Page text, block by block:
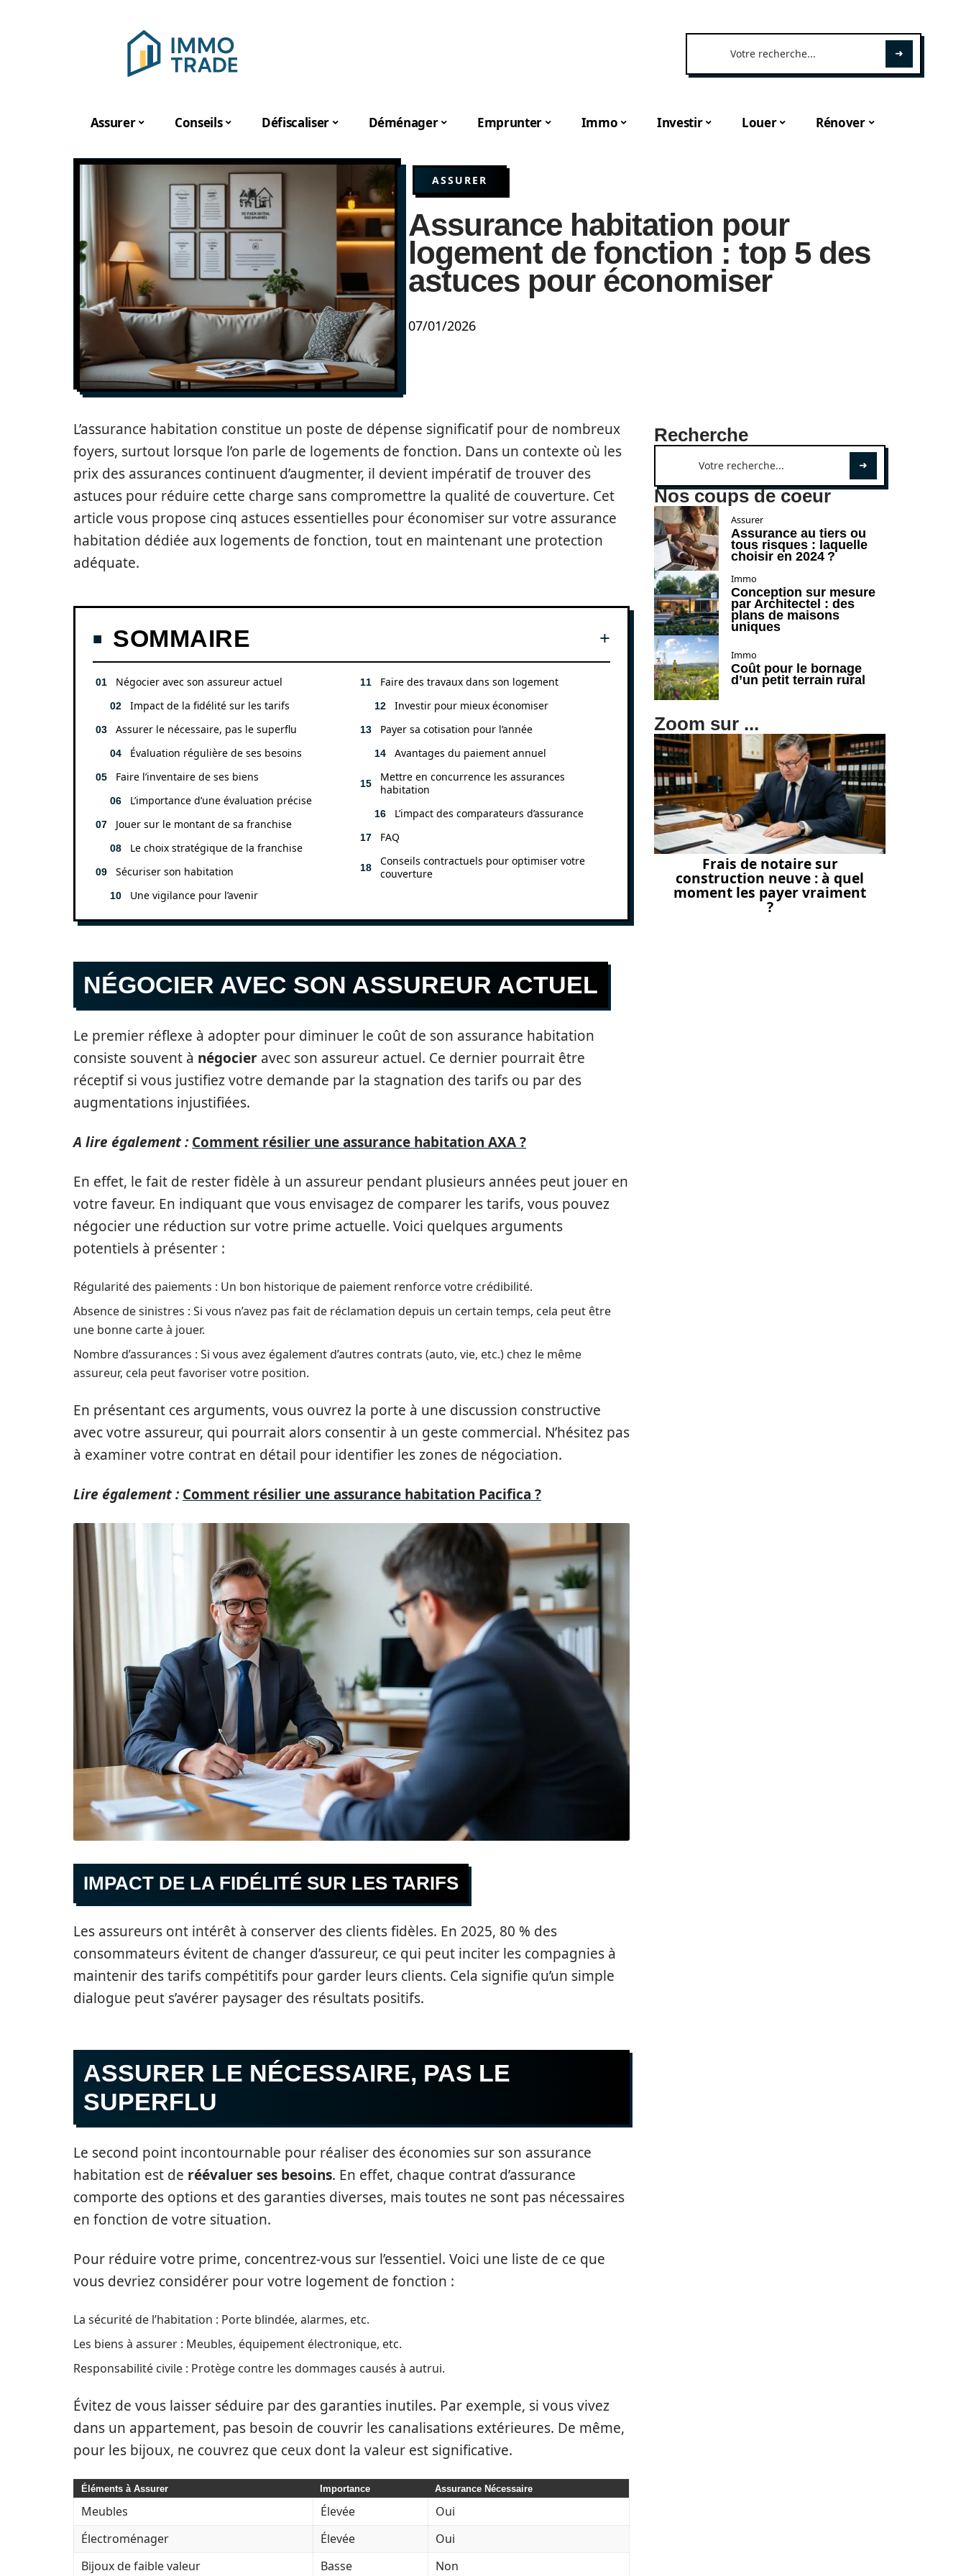
Assurer Conseils Défiscaliser Déménager Emprunter Immo Investir Louer Rénover
ASSURER
Assurance habitation pour
logement de fonction : top 5 des
astuces pour économiser
07/01/2026
L’assurance habitation constitue un poste de dépense significatif pour de nombreux
foyers, surtout lorsque l’on parle de logements de fonction. Dans un contexte où les
prix des assurances continuent d’augmenter, il devient impératif de trouver des
astuces pour réduire cette charge sans compromettre la qualité de couverture. Cet
article vous propose cinq astuces essentielles pour économiser sur votre assurance
habitation dédiée aux logements de fonction, tout en maintenant une protection
adéquate.
SOMMAIRE
Négocier avec son assureur actuel
Impact de la fidélité sur les tarifs
Assurer le nécessaire, pas le superflu
Évaluation régulière de ses besoins
Faire l’inventaire de ses biens
L’importance d’une évaluation précise
Jouer sur le montant de sa franchise
Le choix stratégique de la franchise
Sécuriser son habitation
Une vigilance pour l’avenir
Faire des travaux dans son logement
Investir pour mieux économiser
Payer sa cotisation pour l’année
Avantages du paiement annuel
Mettre en concurrence les assurances
habitation
L’impact des comparateurs d’assurance
FAQ
Conseils contractuels pour optimiser votre
couverture
NÉGOCIER AVEC SON ASSUREUR ACTUEL
Le premier réflexe à adopter pour diminuer le coût de son assurance habitation
consiste souvent à négocier avec son assureur actuel. Ce dernier pourrait être
réceptif si vous justifiez votre demande par la stagnation des tarifs ou par des
augmentations injustifiées.
A lire également : Comment résilier une assurance habitation AXA ?
En effet, le fait de rester fidèle à un assureur pendant plusieurs années peut jouer en
votre faveur. En indiquant que vous envisagez de comparer les tarifs, vous pouvez
négocier une réduction sur votre prime actuelle. Voici quelques arguments
potentiels à présenter :
Régularité des paiements : Un bon historique de paiement renforce votre crédibilité.
Absence de sinistres : Si vous n’avez pas fait de réclamation depuis un certain temps, cela peut être
une bonne carte à jouer.
Nombre d’assurances : Si vous avez également d’autres contrats (auto, vie, etc.) chez le même
assureur, cela peut favoriser votre position.
En présentant ces arguments, vous ouvrez la porte à une discussion constructive
avec votre assureur, qui pourrait alors consentir à un geste commercial. N’hésitez pas
à examiner votre contrat en détail pour identifier les zones de négociation.
Lire également : Comment résilier une assurance habitation Pacifica ?
IMPACT DE LA FIDÉLITÉ SUR LES TARIFS
Les assureurs ont intérêt à conserver des clients fidèles. En 2025, 80 % des
consommateurs évitent de changer d’assureur, ce qui peut inciter les compagnies à
maintenir des tarifs compétitifs pour garder leurs clients. Cela signifie qu’un simple
dialogue peut s’avérer paysager des résultats positifs.
ASSURER LE NÉCESSAIRE, PAS LE
SUPERFLU
Le second point incontournable pour réaliser des économies sur son assurance
habitation est de réévaluer ses besoins. En effet, chaque contrat d’assurance
comporte des options et des garanties diverses, mais toutes ne sont pas nécessaires
en fonction de votre situation.
Pour réduire votre prime, concentrez-vous sur l’essentiel. Voici une liste de ce que
vous devriez considérer pour votre logement de fonction :
La sécurité de l’habitation : Porte blindée, alarmes, etc.
Les biens à assurer : Meubles, équipement électronique, etc.
Responsabilité civile : Protège contre les dommages causés à autrui.
Évitez de vous laisser séduire par des garanties inutiles. Par exemple, si vous vivez
dans un appartement, pas besoin de couvrir les canalisations extérieures. De même,
pour les bijoux, ne couvrez que ceux dont la valeur est significative.
Éléments à Assurer Importance Assurance Nécessaire
Meubles Élevée
Oui
Électroménager
Élevée
Oui
Bijoux de faible valeur
Basse Non
Recherche
Nos coups de coeur
Assurer
Assurance au tiers ou
tous risques : laquelle
choisir en 2024 ?
Immo
Conception sur mesure
par Architectel : des
plans de maisons
uniques
Immo
Coût pour le bornage
d’un petit terrain rural
Zoom sur ...
Frais de notaire sur
construction neuve : à quel
moment les payer vraiment
?